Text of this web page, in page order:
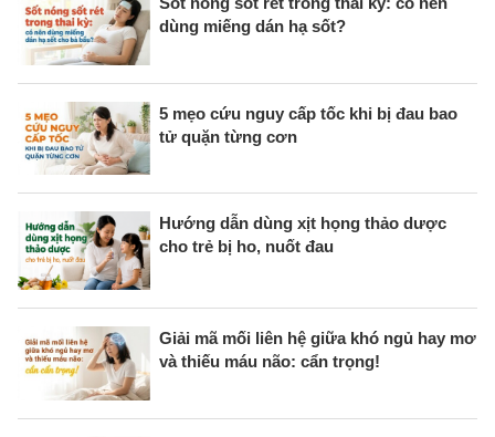
dùng miếng dán hạ sốt?
5 mẹo cứu nguy cấp tốc khi bị đau bao
tử quặn từng cơn
Hướng dẫn dùng xịt họng thảo dược
cho trẻ bị ho, nuốt đau
Giải mã mối liên hệ giữa khó ngủ hay mơ
và thiếu máu não: cẩn trọng!